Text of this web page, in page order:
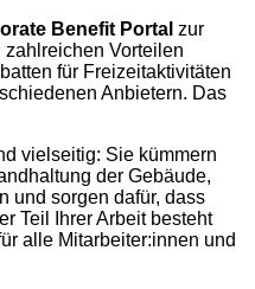
Benefit Portal zur
Vorteilen
für Freizeitaktivitäten
Anbietern. Das
vielseitig: Sie kümmern
der Gebäude,
und sorgen dafür, dass
Teil Ihrer Arbeit besteht
alle Mitarbeiter:innen und